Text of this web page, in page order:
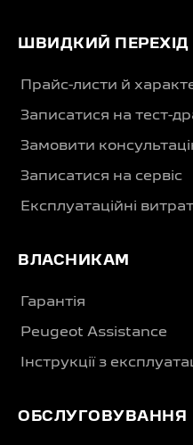
ШВИДКИЙ ПЕРЕХІД
Прайс-листи й
Записатися на тест-
Замовити
Записатися на сервіс
Експлуатаційні
ВЛАСНИКАМ
Гарантія
Peugeot Assistance
Інструкції з
ОБСЛУГОВУВАННЯ